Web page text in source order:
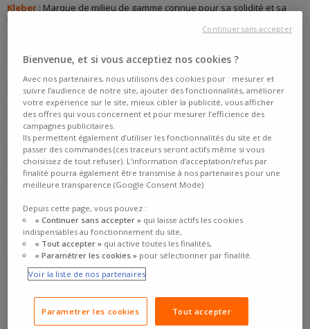
Kleber : Marque de milieu de gamme connue pour sa solidité et sa
tenue de route. Cette marque est particulièrement présente dans les
petites dimensions ( Kleber est une marque française, fondée en 1911
depuis 1981.
rapport qualité-prix et destinés à une clientèle modeste pour un
usage classique. Kormoran est une marque polonaise, fondée au
début des années 80, qui fait partie du groupe Michelin depuis la fin
des années 2000.
Riken: Marque premier prix offrant des pneus dotés d’un bon rapport
qualité-prix et d’une tenue de route remarquable destinés à une
clientèle modeste pour un usage classique. Riken est une marque
fondée en 1958 au Japon qui fait partie de groupe Michelin depuis la
fin des années 2000.
Bienvenue, et si vous acceptiez nos cookies ?
Avec nos partenaires, nous utilisons des cookies pour : mesurer et
suivre l’audience de notre site, ajouter des fonctionnalités, améliorer
votre expérience sur le site, mieux cibler la publicité, vous afficher
des offres qui vous concernent et pour mesurer l’efficience des
campagnes publicitaires.
Ils permettent également d’utiliser les fonctionnalités du site et de
passer des commandes (ces traceurs seront actifs même si vous
choisissez de tout refuser). L’information d’acceptation/refus par
finalité pourra également être transmise à nos partenaires pour une
meilleure transparence (Google Consent Mode)
Depuis cette page, vous pouvez :
« Continuer sans accepter »qui laisse actifs les cookies
indispensables au fonctionnement du site,
« Tout accepter »qui active toutes les finalités,
« Paramétrer les cookies »pour sélectionner par finalité.
Voir la liste de nos partenaires
Parametrer les cookies Tout accepter
Continuer sans accepter